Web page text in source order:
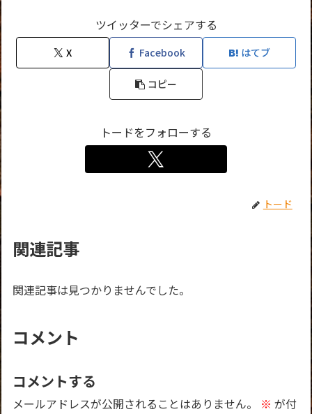
ツイッターでシェアする
X Facebook はてブ
コピー
トードをフォローする
トード
関連記事
関連記事は見つかりませんでした。
コメント
コメントする
メールアドレスが公開されることはありません。 ※ が付